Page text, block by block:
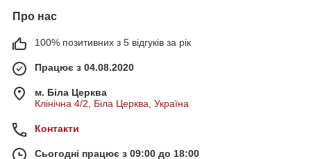
Про нас
100% позитивних з 5 відгуків за рік
Працює з 04.08.2020
м. Біла Церква
Клінічна 4/2, Біла Церква, Україна
Контакти
Сьогодні працює з 09:00 до 18:00